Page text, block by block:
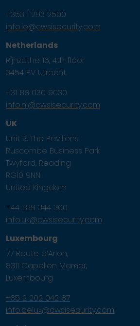
+353 1 293 2500
info.ie@cwsisecurity.com
Netherlands
Rijnzathe 16, 4th floor
3454 PV Utrecht.
+31 88 030 9030
info.nl@cwsisecurity.com
UK
Unit 3, The Pavilions
Ruscombe Business Park
Twyford, Reading
RG10 9NN
United Kingdom
+44 1189 344 300
info.uk@cwsisecurity.com
Luxembourg
77 Route d’Arlon,
8311 Capellen Mamer,
Luxembourg
+35 2 202 042 87
info.belux@cwsisecurity.com